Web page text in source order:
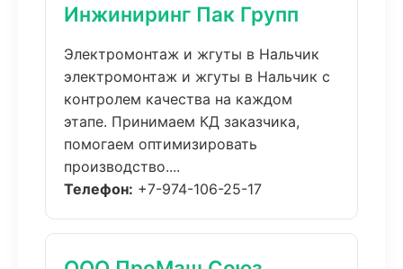
Инжиниринг Пак Групп
Электромонтаж и жгуты в Нальчик
электромонтаж и жгуты в Нальчик с
контролем качества на каждом
этапе. Принимаем КД заказчика,
помогаем оптимизировать
производство....
Телефон: +7-974-106-25-17